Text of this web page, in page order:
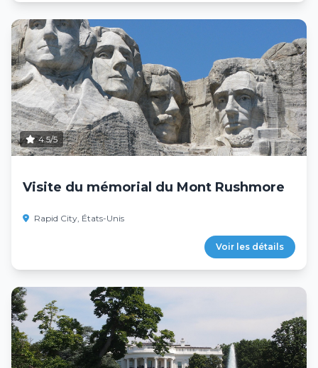
4.5/5
Visite du mémorial du Mont Rushmore
Rapid City, États-Unis
Voir les détails